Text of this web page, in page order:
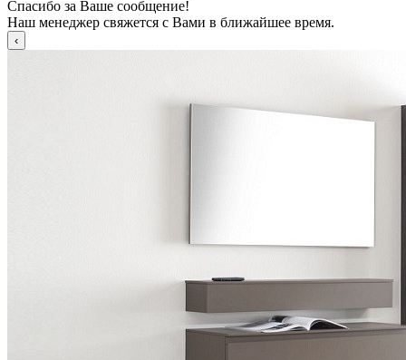
Спасибо за Ваше сообщение!
Наш менеджер свяжется с Вами в ближайшее время.